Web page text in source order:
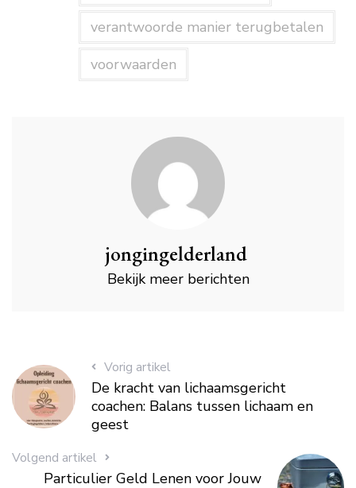
verantwoorde manier terugbetalen
voorwaarden
jongingelderland
Bekijk meer berichten
Vorig artikel
De kracht van lichaamsgericht
coachen: Balans tussen lichaam en
geest
Volgend artikel
Particulier Geld Lenen voor Jouw